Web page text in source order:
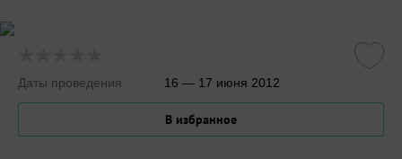
Даты проведения 16 — 17 июня 2012
В избранное